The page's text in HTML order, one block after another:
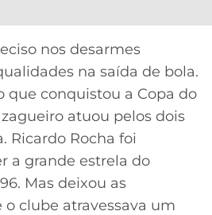
nos desarmes
na saída de bola.
que conquistou a Copa do
atuou pelos dois
Ricardo Rocha foi
a grande estrela do
Mas deixou as
o clube atravessava um